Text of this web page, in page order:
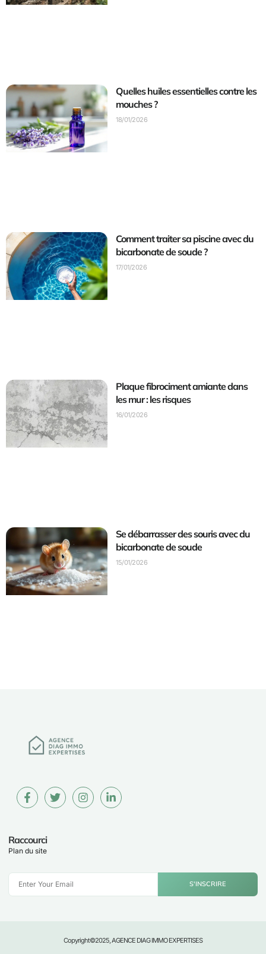
Quelles huiles essentielles contre les
mouches ?
18/01/2026
Comment traiter sa piscine avec du
bicarbonate de soude ?
17/01/2026
Plaque fibrociment amiante dans
les mur : les risques
16/01/2026
Se débarrasser des souris avec du
bicarbonate de soude
15/01/2026
Raccourci
Plan du site
S'INSCRIRE
Copyright©2025, AGENCE DIAG IMMO EXPERTISES